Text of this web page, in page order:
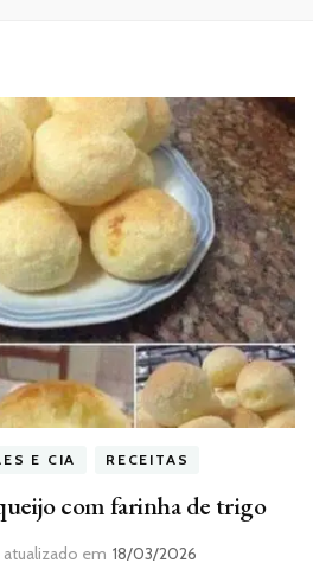
E CIA RECEITAS
com farinha de trigo
atualizado em 18/03/2026